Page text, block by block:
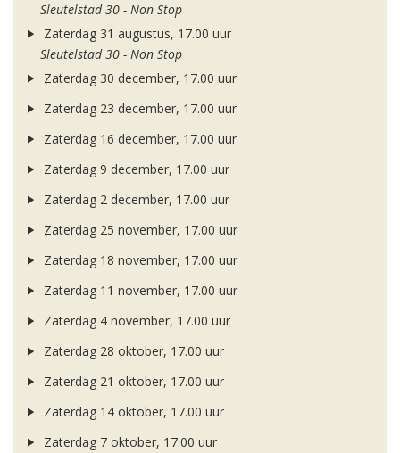
Sleutelstad 30 - Non Stop
Zaterdag 31 augustus, 17.00 uur
Sleutelstad 30 - Non Stop
Zaterdag 30 december, 17.00 uur
Zaterdag 23 december, 17.00 uur
Zaterdag 16 december, 17.00 uur
Zaterdag 9 december, 17.00 uur
Zaterdag 2 december, 17.00 uur
Zaterdag 25 november, 17.00 uur
Zaterdag 18 november, 17.00 uur
Zaterdag 11 november, 17.00 uur
Zaterdag 4 november, 17.00 uur
Zaterdag 28 oktober, 17.00 uur
Zaterdag 21 oktober, 17.00 uur
Zaterdag 14 oktober, 17.00 uur
Zaterdag 7 oktober, 17.00 uur